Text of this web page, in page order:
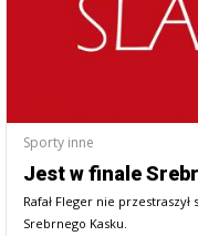
Sporty inne
Jest w finale
Rafał Fleger nie przestraszył
Srebrnego Kasku.